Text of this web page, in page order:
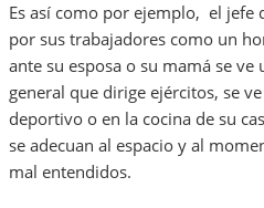
Es así como por ejemplo, el jefe
por sus trabajadores como un
ante su esposa o su mamá se
general que dirige ejércitos, se
deportivo o en la cocina de su
se adecuan al espacio y al
mal entendidos.